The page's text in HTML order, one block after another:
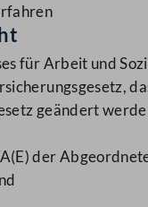
für Arbeit und
geändert
der